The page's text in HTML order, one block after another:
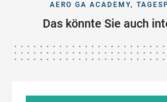
AERO GA ACADEMY,
Das könnte Sie auch